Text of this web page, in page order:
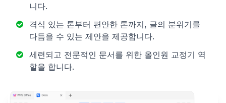
니다.
격식 있는 톤부터 편안한 톤까지, 글의 분위기를
다듬을 수 있는 제안을 제공합니다.
세련되고 전문적인 문서를 위한 올인원 교정기 역
할을 합니다.